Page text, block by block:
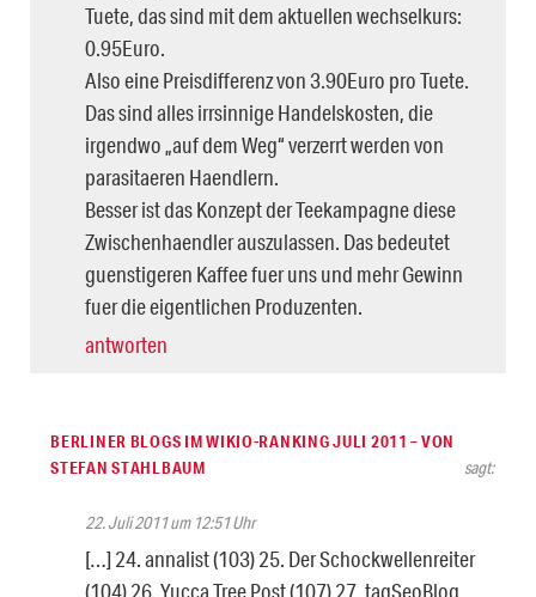
Tuete, das sind mit dem aktuellen wechselkurs:
0.95Euro.
Also eine Preisdifferenz von 3.90Euro pro Tuete.
Das sind alles irrsinnige Handelskosten, die
irgendwo „auf dem Weg“ verzerrt werden von
parasitaeren Haendlern.
Besser ist das Konzept der Teekampagne diese
Zwischenhaendler auszulassen. Das bedeutet
guenstigeren Kaffee fuer uns und mehr Gewinn
fuer die eigentlichen Produzenten.
antworten
BERLINER BLOGS IM WIKIO-RANKING JULI 2011 – VON
STEFAN STAHLBAUM
sagt:
22. Juli 2011 um 12:51 Uhr
[…] 24. annalist (103) 25. Der Schockwellenreiter
(104) 26. Yucca Tree Post (107) 27. tagSeoBlog